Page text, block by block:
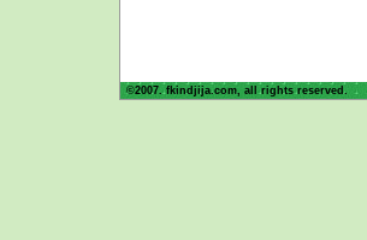
©2007. fkindjija.com, all rights reserved.